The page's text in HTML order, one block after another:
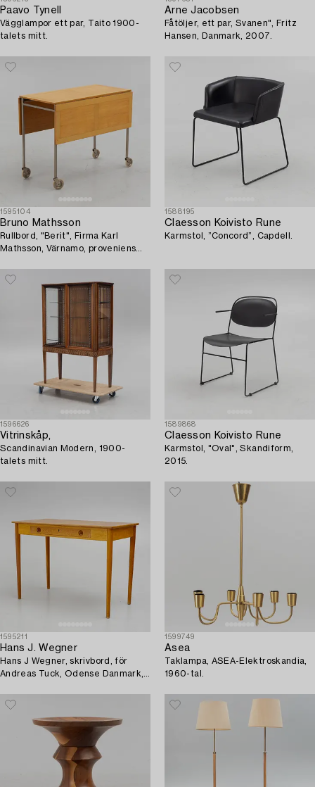
Paavo Tynell
Vägglampor ett par, Taito 1900-
talets mitt.
Arne Jacobsen
Fåtöljer, ett par, Svanen", Fritz
Hansen, Danmark, 2007.
1595104
Bruno Mathsson
Rullbord, "Berit", Firma Karl
Mathsson, Värnamo, proveniens
1588195
Claesson Koivisto Rune
Karmstol, ”Concord”, Capdell.
1596626
Vitrinskåp,
Scandinavian Modern, 1900-
talets mitt.
1589868
Claesson Koivisto Rune
Karmstol, "Oval", Skandiform,
2015.
1595211
Hans J. Wegner
Hans J Wegner, skrivbord, för
Andreas Tuck, Odense Danmark,
1599749
Asea
Taklampa, ASEA-Elektroskandia,
1960-tal.